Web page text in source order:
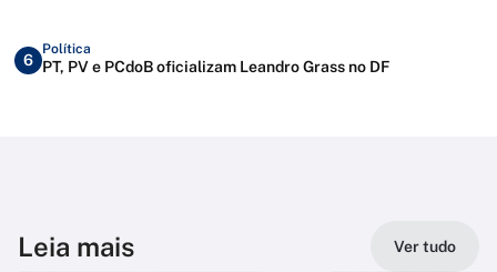
6
Política
PT, PV e PCdoB oficializam Leandro Grass no DF
Leia mais Ver tudo